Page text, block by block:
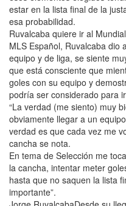
estar en la lista final de la
esa probabilidad.
Ruvalcaba quiere ir al
MLS Español, Ruvalcaba dio
equipo y de liga, se siente
que está consciente que
goles con su equipo y
podría ser considerado para
“La verdad (me siento) muy
obviamente llegar a un
verdad es que cada vez me
cancha se nota.
En tema de Selección me
la cancha, intentar meter
hasta que no saquen la lista
importante”.